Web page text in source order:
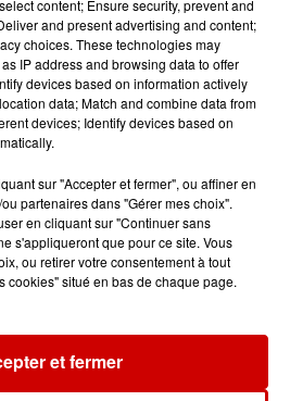
du Maine-et-Loire
pour des échanges...
: trois repreneurs
à son festival
content; Ensure security, prevent and
and present advertising and content;
choices. These technologies may
IP address and browsing data to offer
devices based on information actively
data; Match and combine data from
devices; Identify devices based on
sur "Accepter et fermer", ou affiner en
partenaires dans "Gérer mes choix".
en cliquant sur "Continuer sans
s'appliqueront que pour ce site. Vous
ou retirer votre consentement à tout
cookies" situé en bas de chaque page.
et fermer